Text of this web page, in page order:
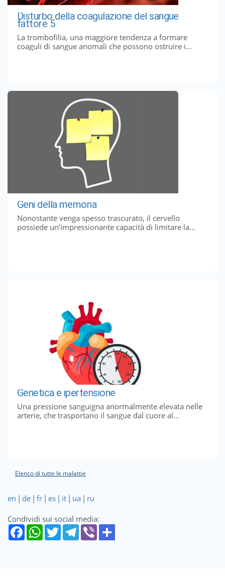
Disturbo della coagulazione del sangue
fattore 5
La trombofilia, una maggiore tendenza a formare
coaguli di sangue anomali che possono ostruire i...
Geni della memoria
Nonostante venga spesso trascurato, il cervello
possiede un’impressionante capacità di limitare la...
Genetica e ipertensione
Una pressione sanguigna anormalmente elevata nelle
arterie, che trasportano il sangue dal cuore al...
Elenco di tutte le malattie
en | de | fr | es | it | ua | ru
Condividi sui social media: